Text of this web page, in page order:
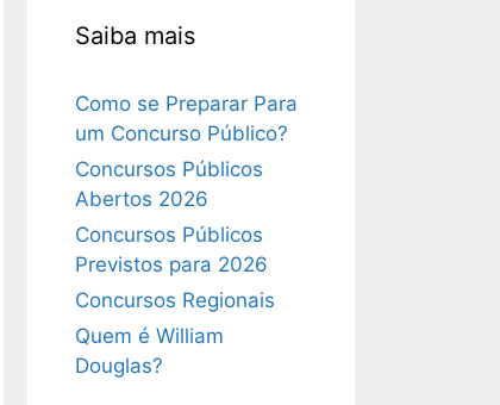
Saiba mais
Como se Preparar Para
um Concurso Público?
Concursos Públicos
Abertos 2026
Concursos Públicos
Previstos para 2026
Concursos Regionais
Quem é William
Douglas?